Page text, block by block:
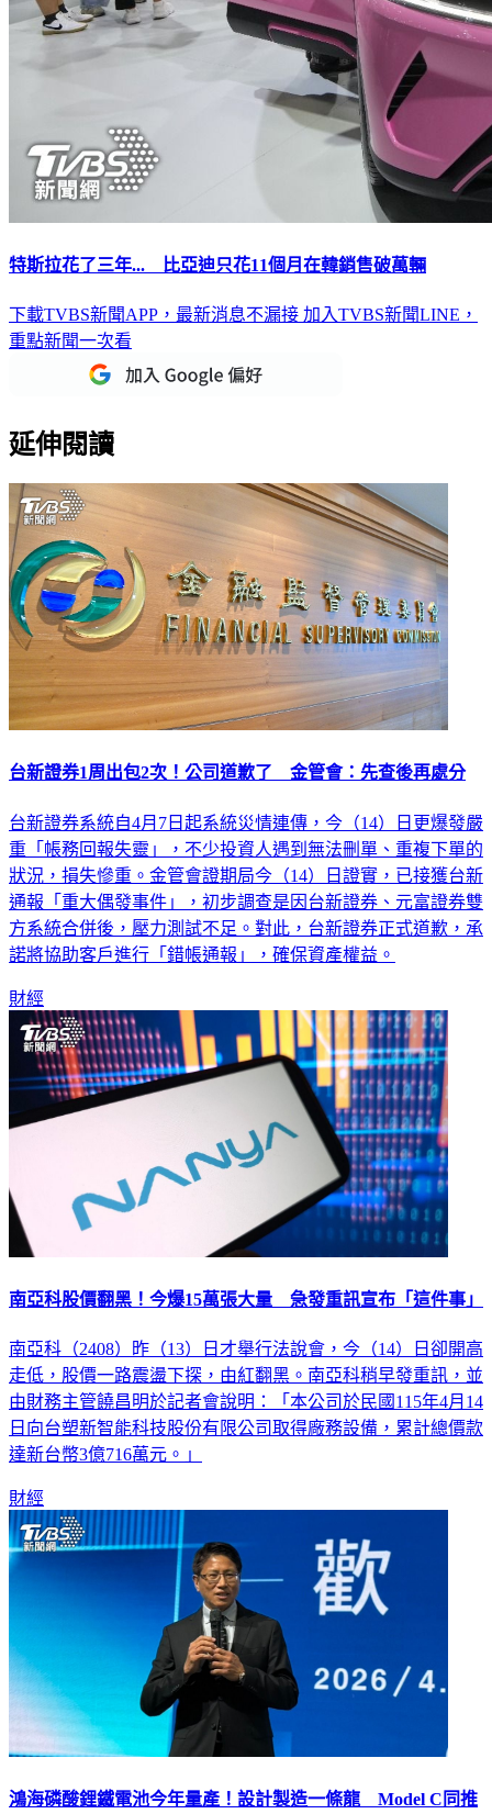
特斯拉花了三年... 比亞迪只花11個月在韓銷售破萬輛
下載TVBS新聞APP，最新消息不漏接 加入TVBS新聞LINE，
重點新聞一次看
延伸閱讀
台新證券1周出包2次！公司道歉了 金管會：先查後再處分
台新證券系統自4月7日起系統災情連傳，今（14）日更爆發嚴
重「帳務回報失靈」，不少投資人遇到無法刪單、重複下單的
狀況，損失慘重。金管會證期局今（14）日證實，已接獲台新
通報「重大偶發事件」，初步調查是因台新證券、元富證券雙
方系統合併後，壓力測試不足。對此，台新證券正式道歉，承
諾將協助客戶進行「錯帳通報」，確保資產權益。
財經
南亞科股價翻黑！今爆15萬張大量 急發重訊宣布「這件事」
南亞科（2408）昨（13）日才舉行法說會，今（14）日卻開高
走低，股價一路震盪下探，由紅翻黑。南亞科稍早發重訊，並
由財務主管饒昌明於記者會說明：「本公司於民國115年4月14
日向台塑新智能科技股份有限公司取得廠務設備，累計總價款
達新台幣3億716萬元。」
財經
鴻海磷酸鋰鐵電池今年量產！設計製造一條龍 Model C同推